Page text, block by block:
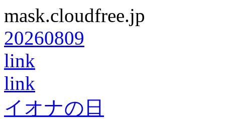
mask.cloudfree.jp
20260809
link
link
イオナの日